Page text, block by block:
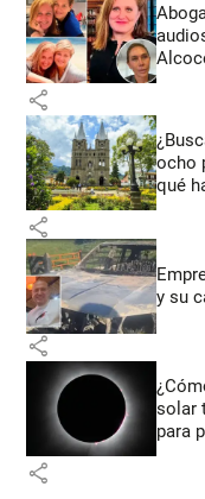
share
ocho
qué
share
y su
share
solar
para
share